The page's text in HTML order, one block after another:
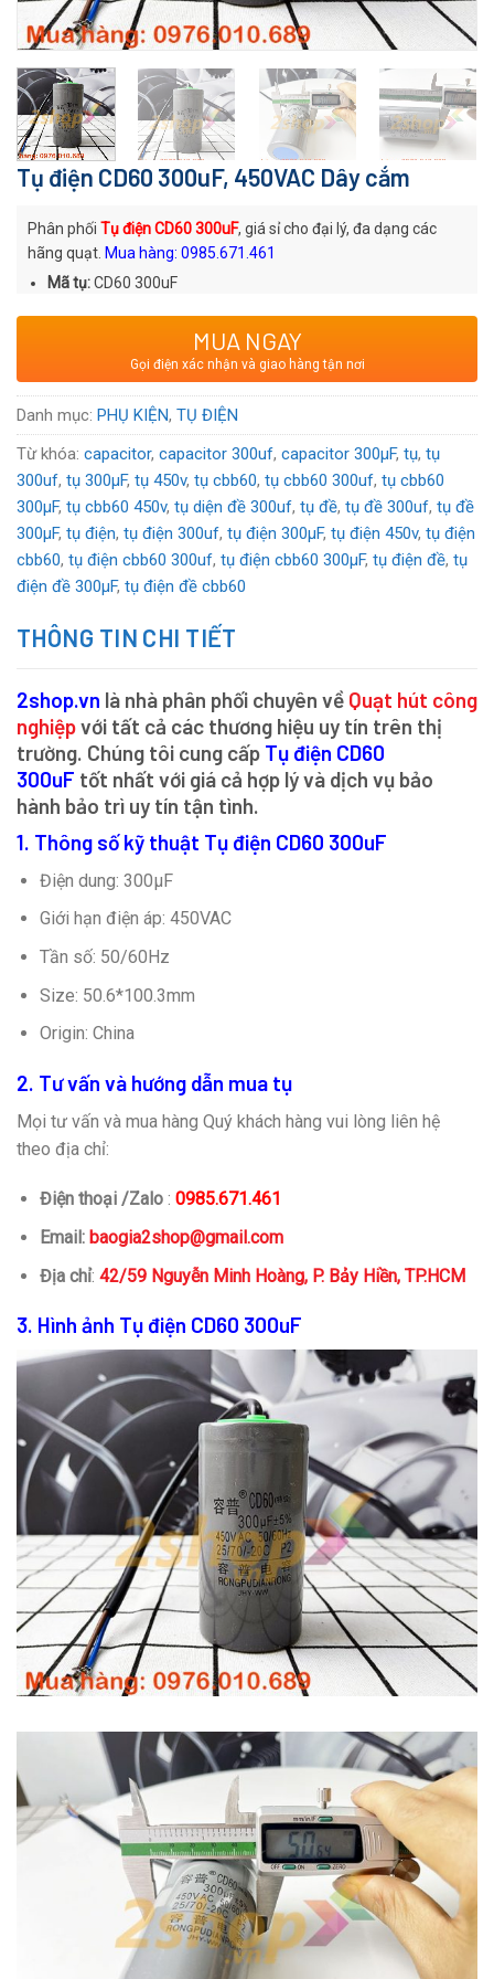
Tụ điện CD60 300uF, 450VAC Dây cắm
Phân phối Tụ điện CD60 300uF, giá sỉ cho đại lý, đa dạng các
hãng quạt. Mua hàng: 0985.671.461
Mã tụ:CD60 300uF
Thương hiệu:
: Thương hiệu Trung Quốc
Voltage:450VAC
MUA NGAY
Gọi điện xác nhận và giao hàng tận nơi
Danh mục: PHỤ KIỆN, TỤ ĐIỆN
Từ khóa: capacitor, capacitor 300uf, capacitor 300µF, tụ, tụ
300uf, tụ 300µF, tụ 450v, tụ cbb60, tụ cbb60 300uf, tụ cbb60
300µF, tụ cbb60 450v, tụ diện đề 300uf, tụ đề, tụ đề 300uf, tụ đề
300µF, tụ điện, tụ điện 300uf, tụ điện 300µF, tụ điện 450v, tụ điện
cbb60, tụ điện cbb60 300uf, tụ điện cbb60 300µF, tụ điện đề, tụ
điện đề 300µF, tụ điện đề cbb60
THÔNG TIN CHI TIẾT
2shop.vn là nhà phân phối chuyên về Quạt hút công
nghiệpvới tất cả các thương hiệu uy tín trên thị
trường. Chúng tôi cung cấp Tụ điện CD60
300uF tốt nhất với giá cả hợp lý và dịch vụ bảo
hành bảo trì uy tín tận tình.
1. Thông số kỹ thuật Tụ điện CD60 300uF
Điện dung: 300µF
Giới hạn điện áp: 450VAC
Tần số: 50/60Hz
Size: 50.6*100.3mm
Origin: China
2. Tư vấn và hướng dẫn mua tụ
Mọi tư vấn và mua hàng Quý khách hàng vui lòng liên hệ
theo địa chỉ:
Điện thoại /Zalo: 0985.671.461
Email: baogia2shop@gmail.com
Địa chỉ: 42/59 Nguyễn Minh Hoàng, P. Bảy Hiền, TP.HCM
3. Hình ảnh Tụ điện CD60 300uF